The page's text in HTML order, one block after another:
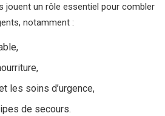
jouent un rôle essentiel pour combler
notamment :
les soins d’urgence,
de secours.